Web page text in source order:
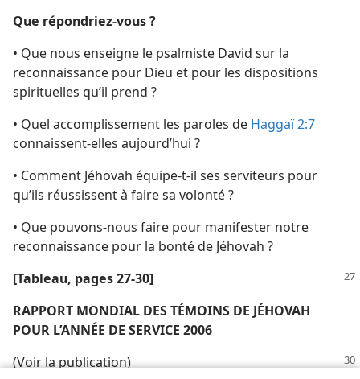
Que répondriez-​vous ?
• Que nous enseigne le psalmiste David sur la
reconnaissance pour Dieu et pour les dispositions
spirituelles qu’il prend ?
• Quel accomplissement les paroles de Haggaï 2:7
connaissent-​elles aujourd’hui ?
• Comment Jéhovah équipe-​t-​il ses serviteurs pour
qu’ils réussissent à faire sa volonté ?
• Que pouvons-​nous faire pour manifester notre
reconnaissance pour la bonté de Jéhovah ?
[Tableau, pages 27-30]
RAPPORT MONDIAL DES TÉMOINS DE JÉHOVAH
POUR L’ANNÉE DE SERVICE 2006
(Voir la publication)